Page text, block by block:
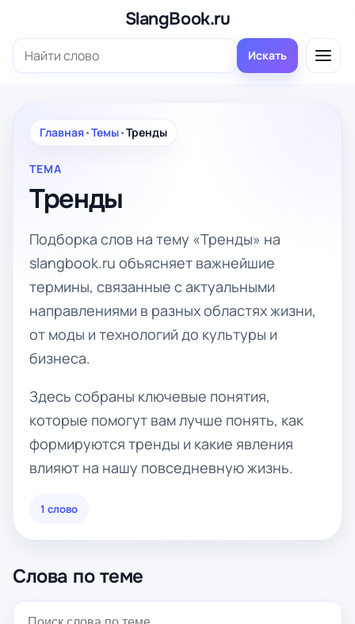
содержимому
SlangBook.ru
Поиск: Искать
Главная•Темы•Тренды
ТЕМА
Тренды
Подборка слов на тему «Тренды» на
slangbook.ru объясняет важнейшие
термины, связанные с актуальными
направлениями в разных областях жизни,
от моды и технологий до культуры и
бизнеса.
Здесь собраны ключевые понятия,
которые помогут вам лучше понять, как
формируются тренды и какие явления
влияют на нашу повседневную жизнь.
1 слово
Слова по теме